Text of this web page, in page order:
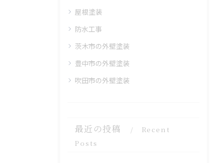
屋根塗装
防水工事
茨木市の外壁塗装
豊中市の外壁塗装
吹田市の外壁塗装
最近の投稿
Recent
Posts